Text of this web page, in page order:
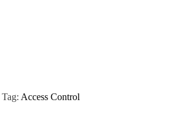
Tag: Access Control